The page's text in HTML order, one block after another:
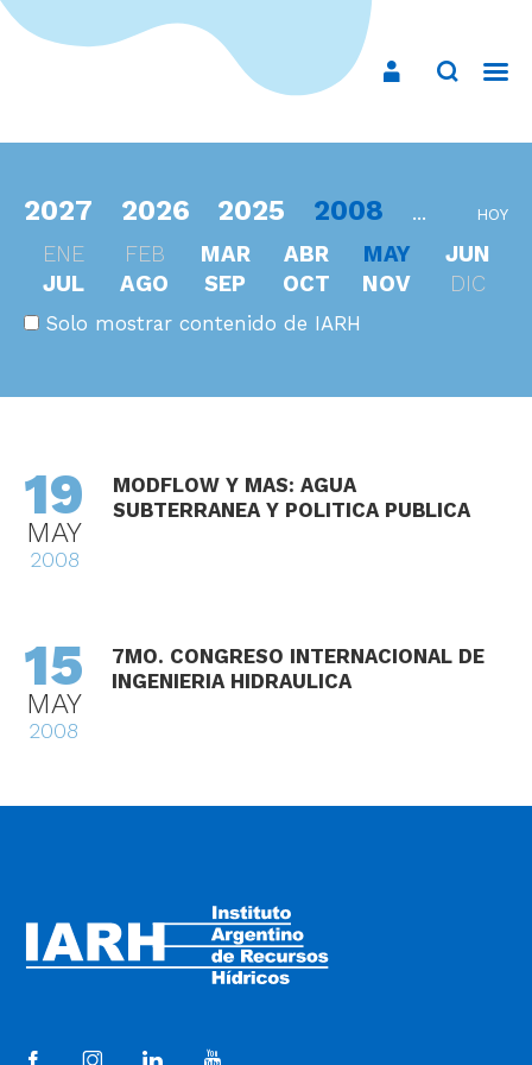
2027 2026 2025 2008 ... HOY
ENE FEB MAR ABR MAY
JUN
JUL
AGO SEP OCT NOV DIC
Solo mostrar contenido de IARH
19
MAY
2008
MODFLOW Y MAS: AGUA
SUBTERRANEA Y POLITICA PUBLICA
15
MAY
2008
7MO. CONGRESO INTERNACIONAL DE
INGENIERIA HIDRAULICA